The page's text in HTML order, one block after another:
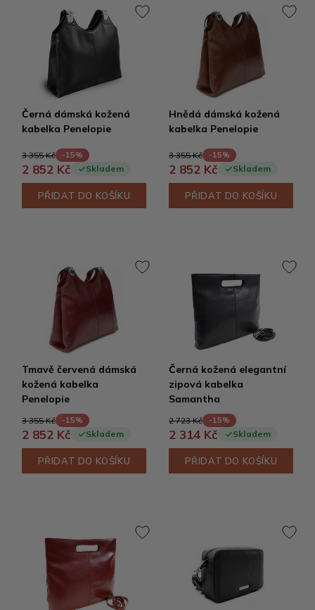
Černá dámská kožená
kabelka Penelopie
3 355 Kč -15%
2 852 Kč Skladem
PŘIDAT DO KOŠÍKU
Hnědá dámská kožená
kabelka Penelopie
3 355 Kč -15%
2 852 Kč Skladem
PŘIDAT DO KOŠÍKU
Tmavě červená dámská
kožená kabelka
Penelopie
3 355 Kč -15%
2 852 Kč Skladem
PŘIDAT DO KOŠÍKU
Černá kožená elegantní
zipová kabelka
Samantha
2 723 Kč -15%
2 314 Kč Skladem
PŘIDAT DO KOŠÍKU